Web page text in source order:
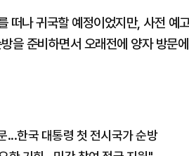
떠나 귀국할 예정이었지만, 사전 예
을 준비하면서 오래전에 양자 방문
...한국 대통령 첫 전시국가 순방